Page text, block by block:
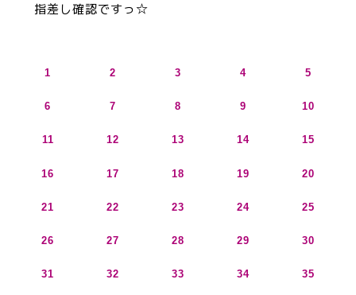
指差し確認ですっ☆
1 2 3 4 5
6 7 8 9 10
11 12 13 14 15
16 17 18 19 20
21 22 23 24 25
26 27 28 29 30
31 32 33 34 35